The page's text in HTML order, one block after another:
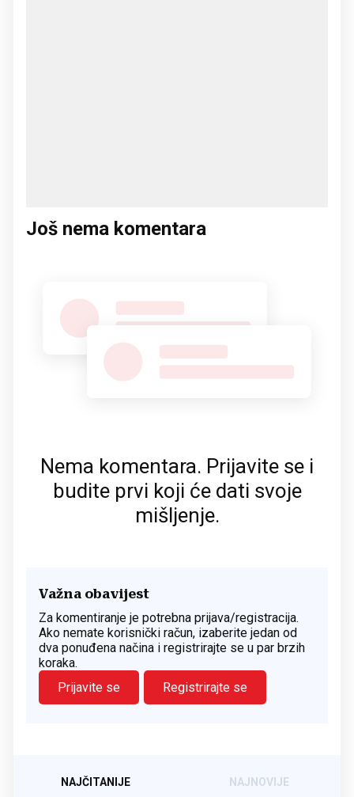
Još nema komentara
Nema komentara. Prijavite se i
budite prvi koji će dati svoje
mišljenje.
Važna obavijest
Za komentiranje je potrebna prijava/registracija.
Ako nemate korisnički račun, izaberite jedan od
dva ponuđena načina i registrirajte se u par brzih
koraka.
Prijavite se
Registrirajte se
NAJČITANIJE NAJNOVIJE